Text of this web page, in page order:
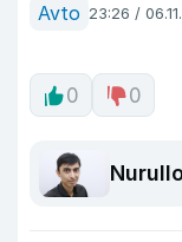
Avto 23:26 /
0 0